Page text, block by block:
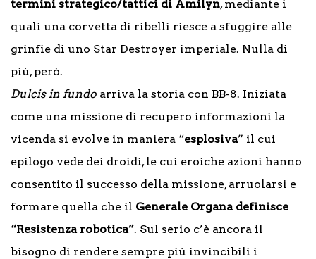
termini strategico/tattici di Amilyn, mediante i
quali una corvetta di ribelli riesce a sfuggire alle
grinfie di uno Star Destroyer imperiale. Nulla di
più, però.
Dulcis in fundo arriva la storia con BB-8. Iniziata
come una missione di recupero informazioni la
vicenda si evolve in maniera “esplosiva” il cui
epilogo vede dei droidi, le cui eroiche azioni hanno
consentito il successo della missione, arruolarsi e
formare quella che il Generale Organa definisce
“Resistenza robotica”. Sul serio c’è ancora il
bisogno di rendere sempre più invincibili i